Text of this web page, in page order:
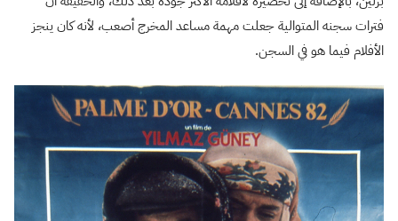
فترات سجنه المتوالية جعلت مهمة مساعد المخرج أصعب، لأنه كان ينجز
الأفلام فيما هو في السجن.